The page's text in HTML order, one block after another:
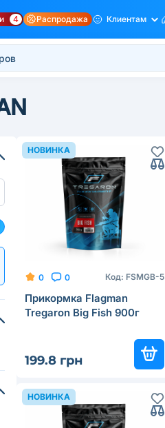
4 Распродажа Клиентам
НОВИНКА
0 0 Код: FSMGB-5
Прикормка Flagman
Tregaron Big Fish 900г
199.8 грн
НОВИНКА